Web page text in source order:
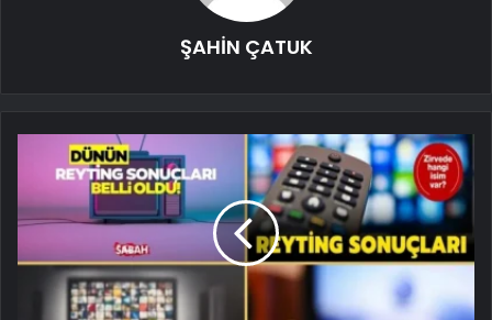
ŞAHİN ÇATUK